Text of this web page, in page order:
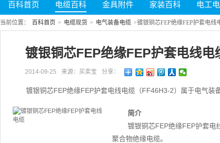
百科首页 电缆百科 金具附件 家装百科 电工
当前位置： 百科首页 > 电缆现货 > 电气装备电缆 >镀银铜芯FEP绝缘FEP护套电线
镀银铜芯FEP绝缘FEP护套电线电
2014-09-25 来源：买卖宝 分享：
镀银铜芯FEP绝缘FEP护套电线电缆（FF46H3-2）属于电气装
简介
镀银铜芯FEP绝缘FEP护套电
聚合物绝缘电缆。